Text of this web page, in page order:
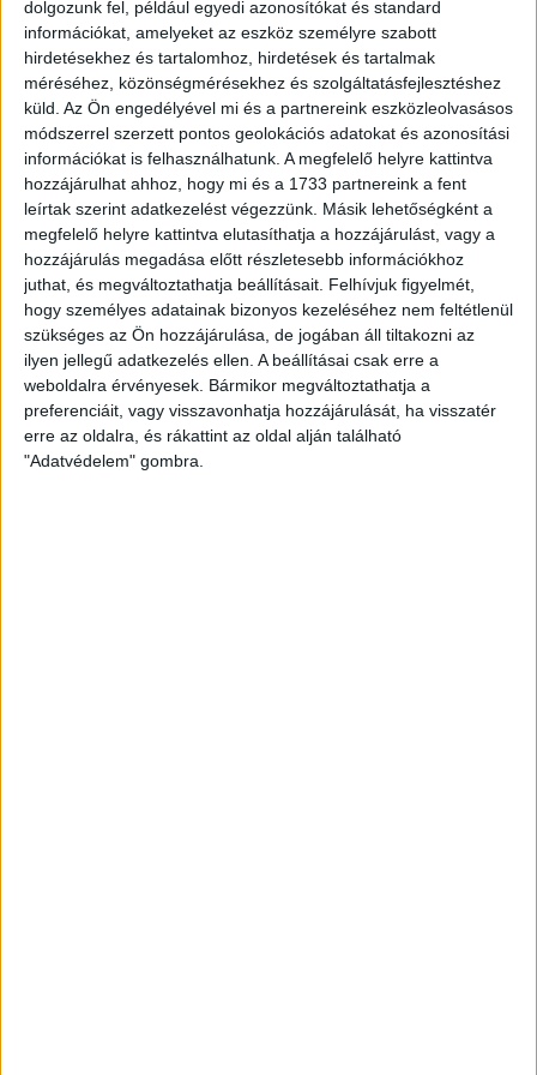
dolgozunk fel, például egyedi azonosítókat és standard
információkat, amelyeket az eszköz személyre szabott
hirdetésekhez és tartalomhoz, hirdetések és tartalmak
méréséhez, közönségmérésekhez és szolgáltatásfejlesztéshez
küld. Az Ön engedélyével mi és a partnereink eszközleolvasásos
módszerrel szerzett pontos geolokációs adatokat és azonosítási
információkat is felhasználhatunk. A megfelelő helyre kattintva
hozzájárulhat ahhoz, hogy mi és a 1733 partnereink a fent
leírtak szerint adatkezelést végezzünk. Másik lehetőségként a
megfelelő helyre kattintva elutasíthatja a hozzájárulást, vagy a
hozzájárulás megadása előtt részletesebb információkhoz
juthat, és megváltoztathatja beállításait. Felhívjuk figyelmét,
hogy személyes adatainak bizonyos kezeléséhez nem feltétlenül
szükséges az Ön hozzájárulása, de jogában áll tiltakozni az
ilyen jellegű adatkezelés ellen. A beállításai csak erre a
weboldalra érvényesek. Bármikor megváltoztathatja a
preferenciáit, vagy visszavonhatja hozzájárulását, ha visszatér
erre az oldalra, és rákattint az oldal alján található
"Adatvédelem" gombra.
ÁTLÁTSZÓ OKTATÁS 2020. április 2. 3
FELSŐOKTATÁS
Felmondott a Pázmány Péter
Katolikus Egyetem
kamudiplomás oktatója
Február elején a Partizán videóriportot közölt, melyben
Daróczi Csillát a Budafok-Tétényi Család- és
Gyermekjóléti Központ volt vezetőjét, többek között
azzal...
ÁTLÁTSZÓ OKTATÁS 2020. február 25.